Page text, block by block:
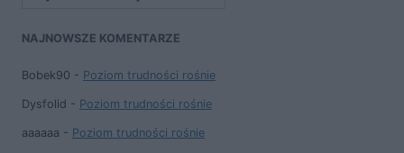
NAJNOWSZE KOMENTARZE
Bobek90 - Poziom trudności rośnie
Dysfolid - Poziom trudności rośnie
aaaaaa - Poziom trudności rośnie